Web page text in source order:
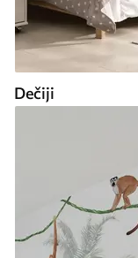
Dečiji